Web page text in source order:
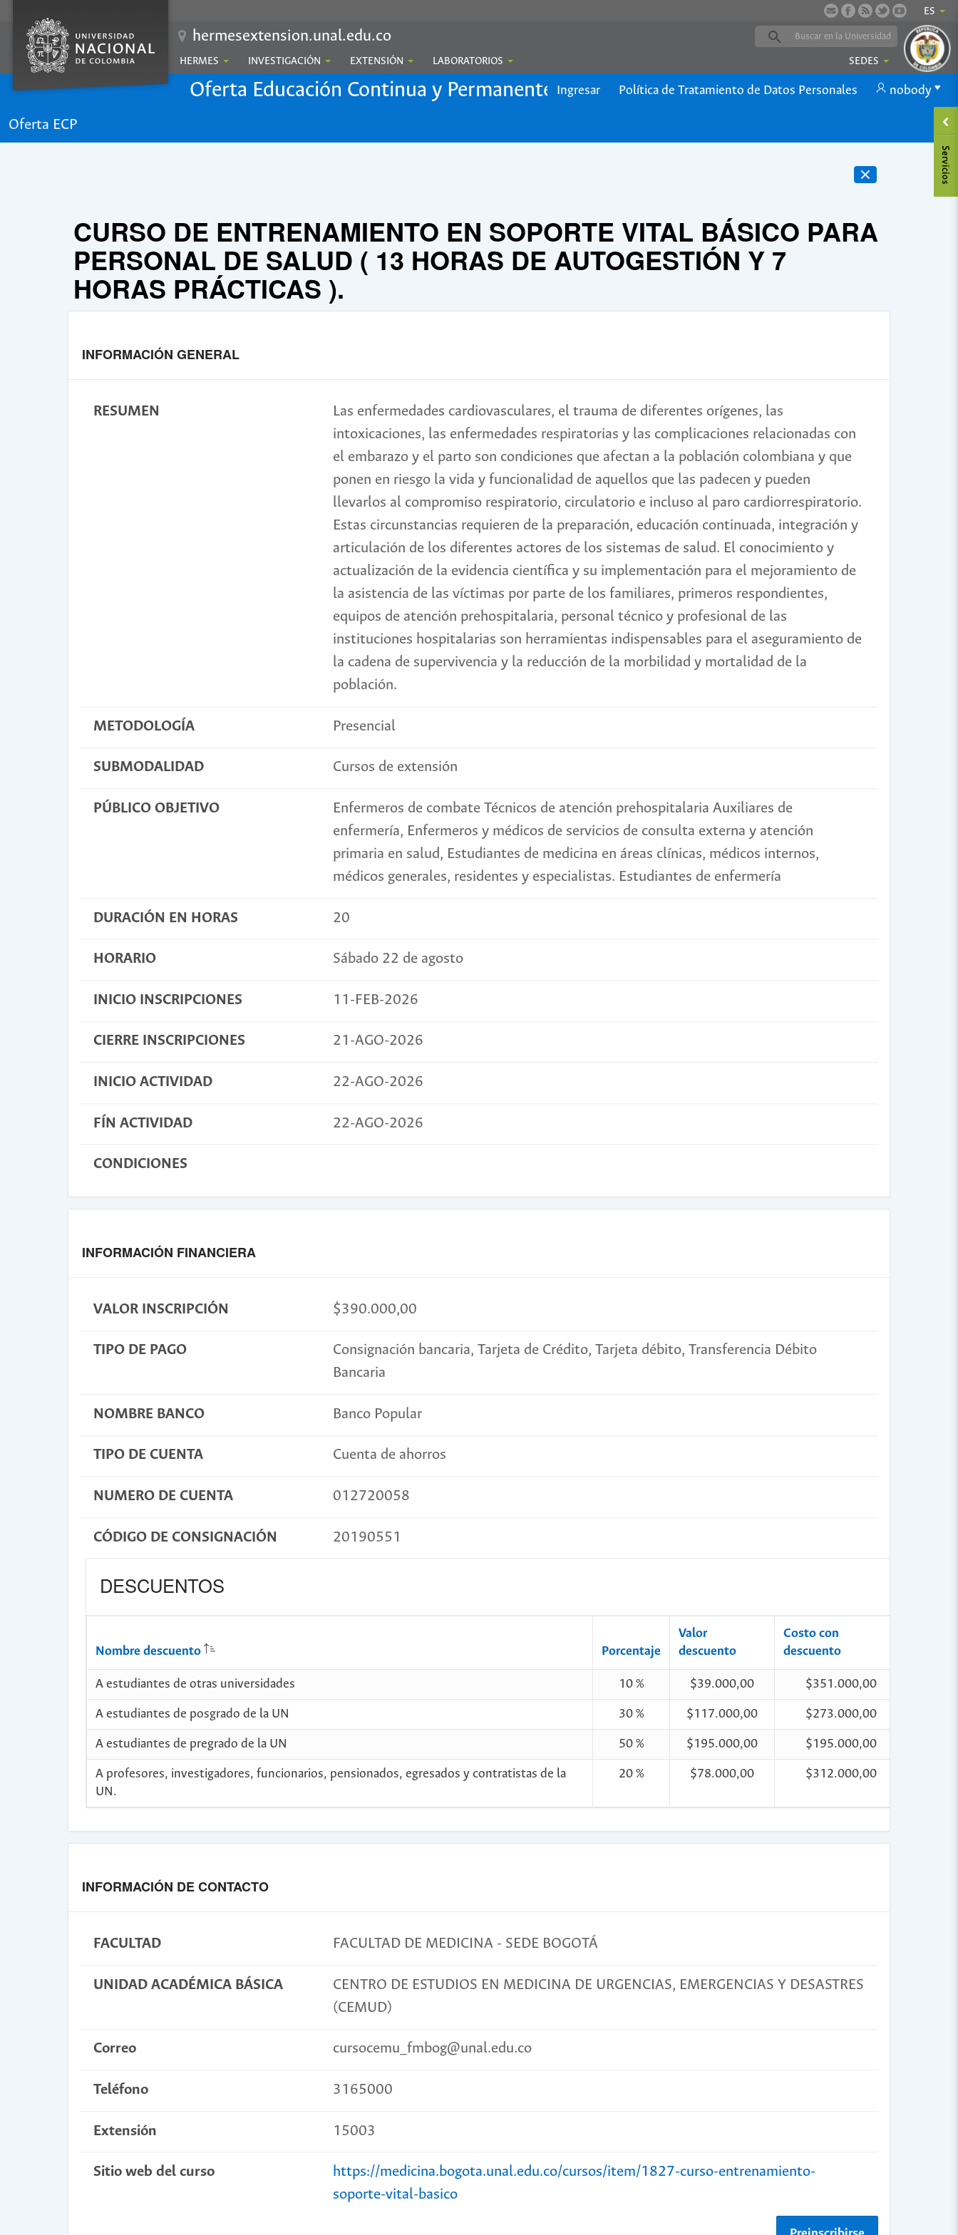
ES
hermesextension.unal.edu.co
HERMES INVESTIGACIÓN EXTENSIÓN LABORATORIOS SEDES
Oferta Educación Continua y Permanente Ingresar Política de Tratamiento de Datos Personales nobody
Oferta ECP
CURSO DE ENTRENAMIENTO EN SOPORTE VITAL BÁSICO PARA
PERSONAL DE SALUD ( 13 HORAS DE AUTOGESTIÓN Y 7
HORAS PRÁCTICAS ).
INFORMACIÓN GENERAL
RESUMEN
Las enfermedades cardiovasculares, el trauma de diferentes orígenes, las
intoxicaciones, las enfermedades respiratorias y las complicaciones relacionadas con
el embarazo y el parto son condiciones que afectan a la población colombiana y que
ponen en riesgo la vida y funcionalidad de aquellos que las padecen y pueden
llevarlos al compromiso respiratorio, circulatorio e incluso al paro cardiorrespiratorio.
Estas circunstancias requieren de la preparación, educación continuada, integración y
articulación de los diferentes actores de los sistemas de salud. El conocimiento y
actualización de la evidencia científica y su implementación para el mejoramiento de
la asistencia de las víctimas por parte de los familiares, primeros respondientes,
equipos de atención prehospitalaria, personal técnico y profesional de las
instituciones hospitalarias son herramientas indispensables para el aseguramiento de
la cadena de supervivencia y la reducción de la morbilidad y mortalidad de la
población.
METODOLOGÍA Presencial
SUBMODALIDAD Cursos de extensión
PÚBLICO OBJETIVO
Enfermeros de combate Técnicos de atención prehospitalaria Auxiliares de
enfermería, Enfermeros y médicos de servicios de consulta externa y atención
primaria en salud, Estudiantes de medicina en áreas clínicas, médicos internos,
médicos generales, residentes y especialistas. Estudiantes de enfermería
DURACIÓN EN HORAS 20
HORARIO Sábado 22 de agosto
INICIO INSCRIPCIONES 11-FEB-2026
CIERRE INSCRIPCIONES 21-AGO-2026
INICIO ACTIVIDAD 22-AGO-2026
FÍN ACTIVIDAD 22-AGO-2026
CONDICIONES
INFORMACIÓN FINANCIERA
VALOR INSCRIPCIÓN $390.000,00
TIPO DE PAGO
Consignación bancaria, Tarjeta de Crédito, Tarjeta débito, Transferencia Débito
Bancaria
NOMBRE BANCO Banco Popular
TIPO DE CUENTA Cuenta de ahorros
NUMERO DE CUENTA 012720058
CÓDIGO DE CONSIGNACIÓN 20190551
DESCUENTOS
Nombre descuento Porcentaje
Valor
descuento
Costo con
descuento
A estudiantes de otras universidades 10 % $39.000,00 $351.000,00
A estudiantes de posgrado de la UN 30 % $117.000,00 $273.000,00
A estudiantes de pregrado de la UN 50 % $195.000,00 $195.000,00
A profesores, investigadores, funcionarios, pensionados, egresados y contratistas de la
UN.
20 % $78.000,00 $312.000,00
INFORMACIÓN DE CONTACTO
FACULTAD FACULTAD DE MEDICINA - SEDE BOGOTÁ
UNIDAD ACADÉMICA BÁSICA
CENTRO DE ESTUDIOS EN MEDICINA DE URGENCIAS, EMERGENCIAS Y DESASTRES
(CEMUD)
Correo cursocemu_fmbog@unal.edu.co
Teléfono 3165000
Extensión 15003
Sitio web del curso
https://medicina.bogota.unal.edu.co/cursos/item/1827-curso-entrenamiento-
soporte-vital-basico